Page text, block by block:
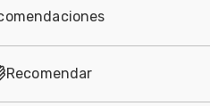
Recomendar